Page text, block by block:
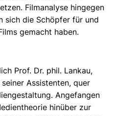
Filmanalyse hingegen
sich die Schöpfer für und
gemacht haben.
Prof. Dr. phil. Lankau,
Assistenten, quer
Angefangen
hinüber zur